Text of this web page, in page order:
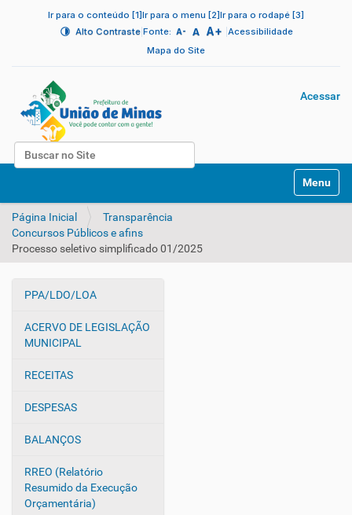
Ir para o conteúdo [1]Ir para o menu [2]Ir para o rodapé [3]
Alto Contraste| Fonte: A- A A+ Acessibilidade
Mapa do Site
Busca
Acessar
v
Toggle
Página Inicial
Transparência
Concursos Públicos e afins
Processo seletivo simplificado 01/2025
N
v
g
ç
ã
PPA/LDO/LOA
ACERVO DE LEGISLAÇÃO
MUNICIPAL
RECEITAS
DESPESAS
BALANÇOS
RREO (Relatório
Resumido da Execução
Orçamentária)